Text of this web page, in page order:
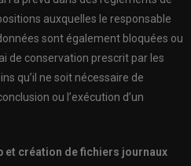
auxquelles le responsable
sont également bloquées ou
de conservation prescrit par les
qu’il ne soit nécessaire de
ou l’exécution d’un
et création de fichiers journaux